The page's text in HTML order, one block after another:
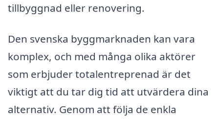
tillbyggnad eller renovering.
Den svenska byggmarknaden kan vara
komplex, och med många olika aktörer
som erbjuder totalentreprenad är det
viktigt att du tar dig tid att utvärdera dina
alternativ. Genom att följa de enkla